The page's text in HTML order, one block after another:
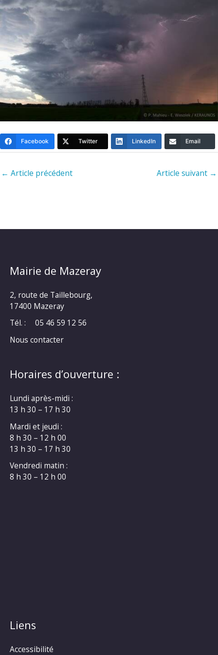
Facebook Twitter LinkedIn Email
← Article précédent Article suivant →
Mairie de Mazeray
2, route de Taillebourg,
17400 Mazeray
Tél. :
05 46 59 12 56
Nous contacter
Horaires d’ouverture :
Lundi après-midi :
13 h 30 – 17 h 30
Mardi et jeudi :
8 h 30 – 12 h 00
13 h 30 – 17 h 30
Vendredi matin :
8 h 30 – 12 h 00
Liens
Accessibilité